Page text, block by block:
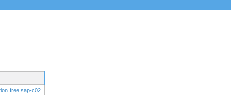
free sap-c02